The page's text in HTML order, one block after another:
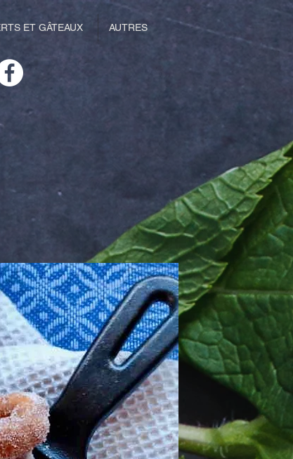
ET GÂTEAUX AUTRES